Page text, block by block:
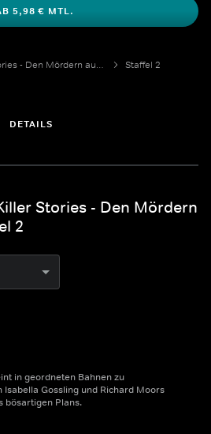
5,98 € MTL.
Killer Stories - Den Mördern auf der Spur
Staffel 2
DETAILS
Stories - Den Mördern
2
in geordneten Bahnen zu
Gossling und Richard Moors
bösartigen Plans.